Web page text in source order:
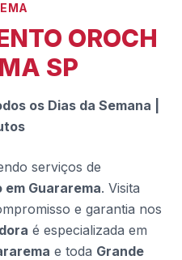
OROCH
SP
os Dias da Semana |
serviços de
Guararema. Visita
e garantia nos
é especializada em
e toda Grande